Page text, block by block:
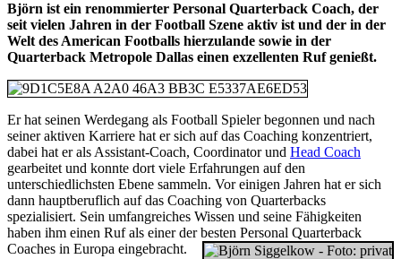
Björn ist ein renommierter Personal Quarterback Coach, der
seit vielen Jahren in der Football Szene aktiv ist und der in der
Welt des American Footballs hierzulande sowie in der
Quarterback Metropole Dallas einen exzellenten Ruf genießt.
Er hat seinen Werdegang als Football Spieler begonnen und nach
seiner aktiven Karriere hat er sich auf das Coaching konzentriert,
dabei hat er als Assistant-Coach, Coordinator und Head Coach
gearbeitet und konnte dort viele Erfahrungen auf den
unterschiedlichsten Ebene sammeln. Vor einigen Jahren hat er sich
dann hauptberuflich auf das Coaching von Quarterbacks
spezialisiert. Sein umfangreiches Wissen und seine Fähigkeiten
haben ihm einen Ruf als einer der besten Personal Quarterback
Coaches in Europa eingebracht.